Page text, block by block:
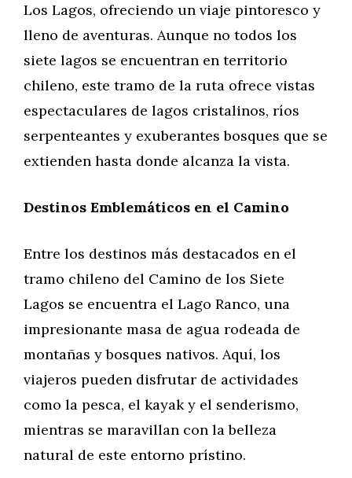
Los Lagos, ofreciendo un viaje pintoresco y
lleno de aventuras. Aunque no todos los
siete lagos se encuentran en territorio
chileno, este tramo de la ruta ofrece vistas
espectaculares de lagos cristalinos, ríos
serpenteantes y exuberantes bosques que se
extienden hasta donde alcanza la vista.
Destinos Emblemáticos en el Camino
Entre los destinos más destacados en el
tramo chileno del Camino de los Siete
Lagos se encuentra el Lago Ranco, una
impresionante masa de agua rodeada de
montañas y bosques nativos. Aquí, los
viajeros pueden disfrutar de actividades
como la pesca, el kayak y el senderismo,
mientras se maravillan con la belleza
natural de este entorno prístino.